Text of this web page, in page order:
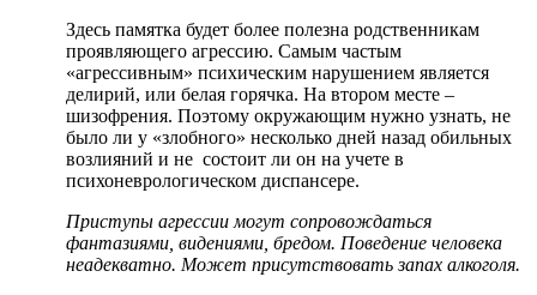
Здесь памятка будет более полезна родственникам
проявляющего агрессию. Самым частым
«агрессивным» психическим нарушением является
делирий, или белая горячка. На втором месте –
шизофрения. Поэтому окружающим нужно узнать, не
было ли у «злобного» несколько дней назад обильных
возлияний и не состоит ли он на учете в
психоневрологическом диспансере.
Приступы агрессии могут сопровождаться
фантазиями, видениями, бредом. Поведение человека
неадекватно. Может присутствовать запах алкоголя.